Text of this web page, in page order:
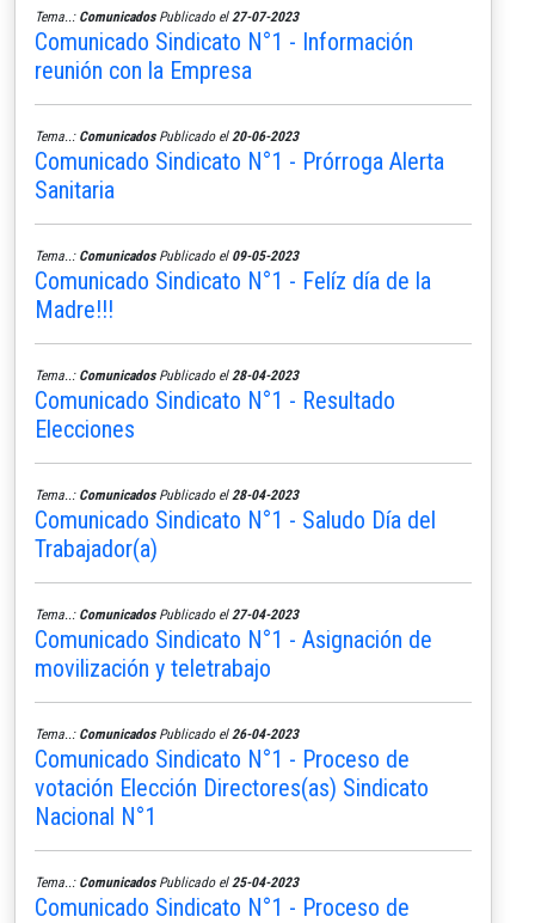
Tema..: ComunicadosPublicado el 27-07-2023
Comunicado Sindicato N°1 - Información
reunión con la Empresa
Tema..: ComunicadosPublicado el 20-06-2023
Comunicado Sindicato N°1 - Prórroga Alerta
Sanitaria
Tema..: ComunicadosPublicado el 09-05-2023
Comunicado Sindicato N°1 - Felíz día de la
Madre!!!
Tema..: ComunicadosPublicado el 28-04-2023
Comunicado Sindicato N°1 - Resultado
Elecciones
Tema..: ComunicadosPublicado el 28-04-2023
Comunicado Sindicato N°1 - Saludo Día del
Trabajador(a)
Tema..: ComunicadosPublicado el 27-04-2023
Comunicado Sindicato N°1 - Asignación de
movilización y teletrabajo
Tema..: ComunicadosPublicado el 26-04-2023
Comunicado Sindicato N°1 - Proceso de
votación Elección Directores(as) Sindicato
Nacional N°1
Tema..: ComunicadosPublicado el 25-04-2023
Comunicado Sindicato N°1 - Proceso de